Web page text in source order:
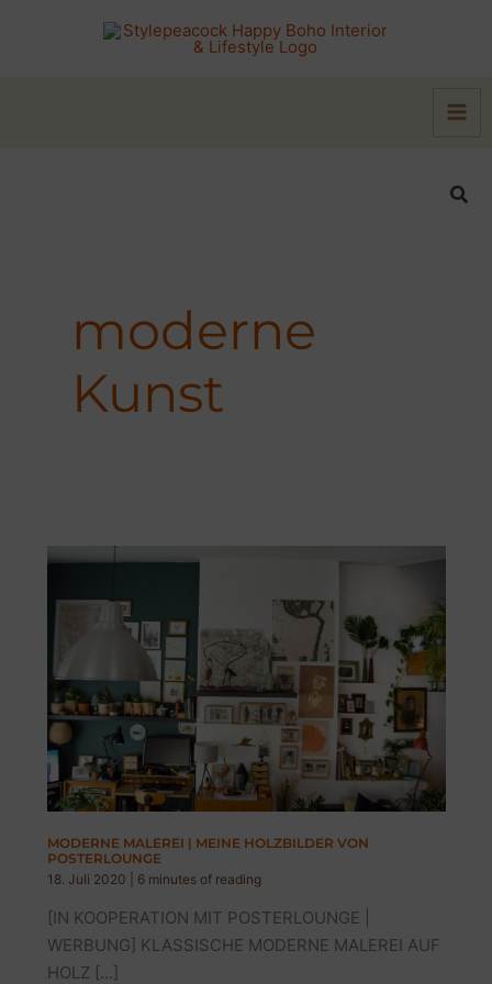
moderne
Kunst
MODERNE MALEREI | MEINE HOLZBILDER VON
POSTERLOUNGE
18. Juli 2020
6 minutes of reading
[IN KOOPERATION MIT POSTERLOUNGE |
WERBUNG] KLASSISCHE MODERNE MALEREI AUF
HOLZ […]